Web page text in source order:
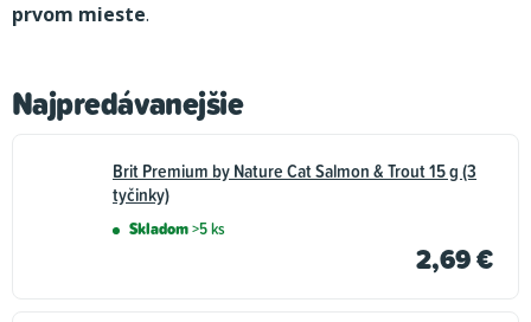
prvom mieste.
Najpredávanejšie
Brit Premium by Nature Cat Salmon & Trout 15 g (3
tyčinky)
Skladom>5 ks
2,69 €